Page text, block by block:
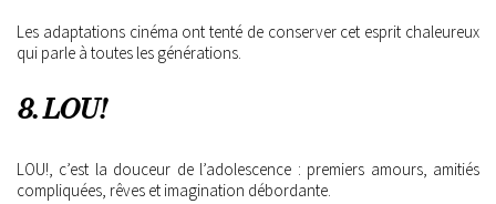
Les adaptations cinéma ont tenté de conserver cet esprit chaleureux
qui parle à toutes les générations.
8. LOU!
LOU!, c’est la douceur de l’adolescence : premiers amours, amitiés
compliquées, rêves et imagination débordante.